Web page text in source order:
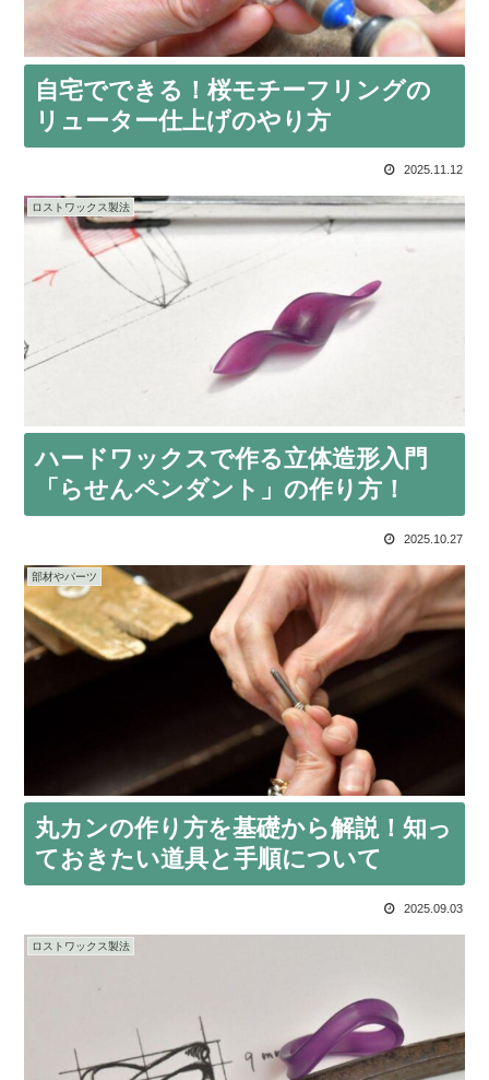
自宅でできる！桜モチーフリングの
リューター仕上げのやり方
2025.11.12
ロストワックス製法
ハードワックスで作る立体造形入門
「らせんペンダント」の作り方！
2025.10.27
部材やパーツ
丸カンの作り方を基礎から解説！知っ
ておきたい道具と手順について
2025.09.03
ロストワックス製法